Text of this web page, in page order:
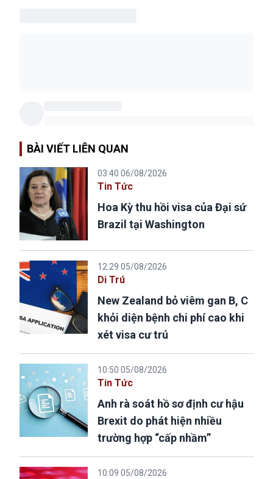
BÀI VIẾT LIÊN QUAN
03:40 06/08/2026
Tin Tức
Hoa Kỳ thu hồi visa của Đại sứ
Brazil tại Washington
12:29 05/08/2026
Di Trú
New Zealand bỏ viêm gan B, C
khỏi diện bệnh chi phí cao khi
xét visa cư trú
10:50 05/08/2026
Tin Tức
Anh rà soát hồ sơ định cư hậu
Brexit do phát hiện nhiều
trường hợp “cấp nhầm”
10:09 05/08/2026